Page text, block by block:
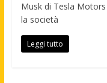
Musk di Tesla
la società
Leggi tutto